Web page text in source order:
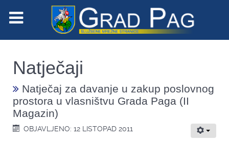
Natječaji
Natječaj za davanje u zakup poslovnog
prostora u vlasništvu Grada Paga (II
Magazin)
OBJAVLJENO: 12 LISTOPAD 2011